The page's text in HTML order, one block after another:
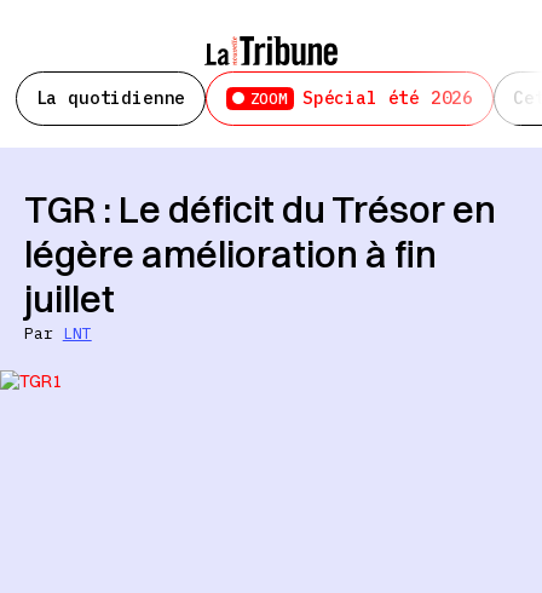
La quotidienne ZOOM Spécial été 2026
TGR : Le déficit du Trésor en
légère amélioration à fin
juillet
Par LNT